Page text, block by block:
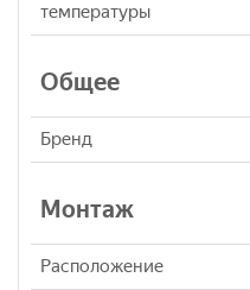
температуры
Общее
Бренд
Монтаж
Расположение